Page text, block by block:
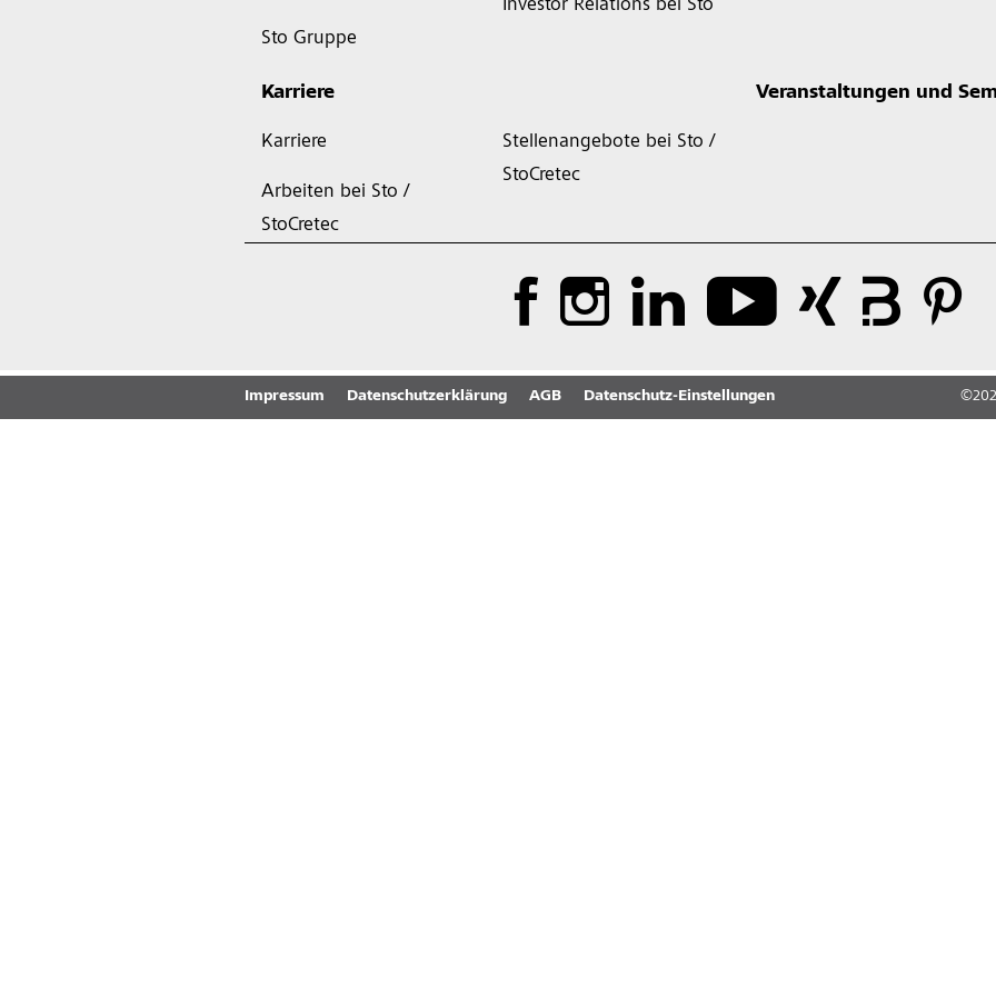
Sto Gruppe
Investor Relations bei Sto
Karriere
Karriere
Arbeiten bei Sto /
StoCretec
Stellenangebote bei Sto /
StoCretec
Veranstaltungen und
Impressum Datenschutzerklärung AGB Datenschutz-Einstellungen ©